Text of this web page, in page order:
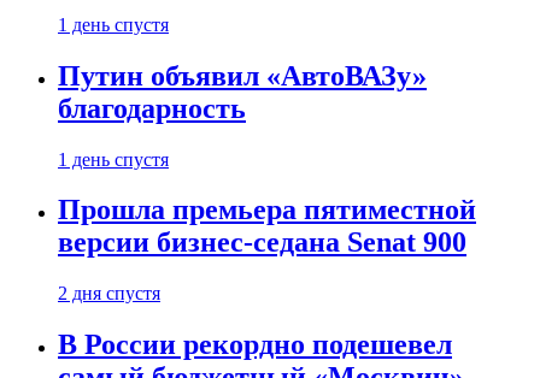
1 день спустя
Путин объявил «АвтоВАЗу»
благодарность
1 день спустя
Прошла премьера пятиместной
версии бизнес-седана Senat 900
2 дня спустя
В России рекордно подешевел